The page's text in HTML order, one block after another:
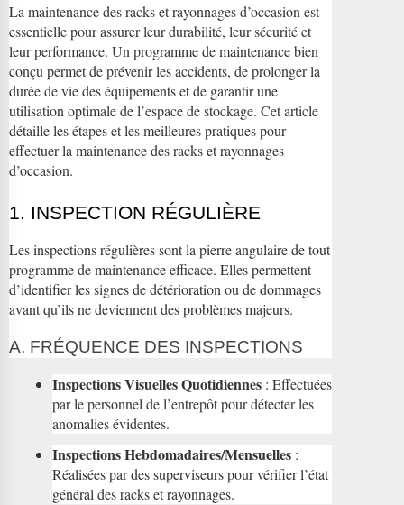
La maintenance des racks et rayonnages d’occasion est
essentielle pour assurer leur durabilité, leur sécurité et
leur performance. Un programme de maintenance bien
conçu permet de prévenir les accidents, de prolonger la
durée de vie des équipements et de garantir une
utilisation optimale de l’espace de stockage. Cet article
détaille les étapes et les meilleures pratiques pour
effectuer la maintenance des racks et rayonnages
d’occasion.
1. INSPECTION RÉGULIÈRE
Les inspections régulières sont la pierre angulaire de tout
programme de maintenance efficace. Elles permettent
d’identifier les signes de détérioration ou de dommages
avant qu’ils ne deviennent des problèmes majeurs.
A. FRÉQUENCE DES INSPECTIONS
Inspections Visuelles Quotidiennes : Effectuées
par le personnel de l’entrepôt pour détecter les
anomalies évidentes.
Inspections Hebdomadaires/Mensuelles :
Réalisées par des superviseurs pour vérifier l’état
général des racks et rayonnages.